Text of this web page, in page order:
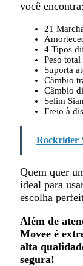
você encontra:
21
4 Tipos
Peso
Suporta
Câmbio
Câmbio
Selim
Freio à
Rockrider
Quem quer
ideal para
escolha
Além de
Movee é
alta
segura!